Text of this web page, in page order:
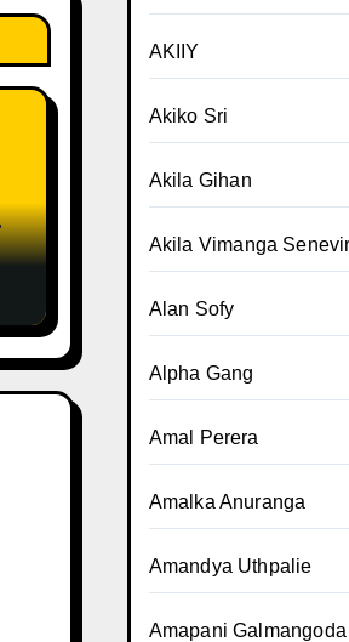
AKIIY
Akiko Sri
Akila Gihan
Akila Vimanga
Alan Sofy
Alpha Gang
Amal Perera
Amalka Anuranga
Amandya Uthpalie
Amapani Galmangoda